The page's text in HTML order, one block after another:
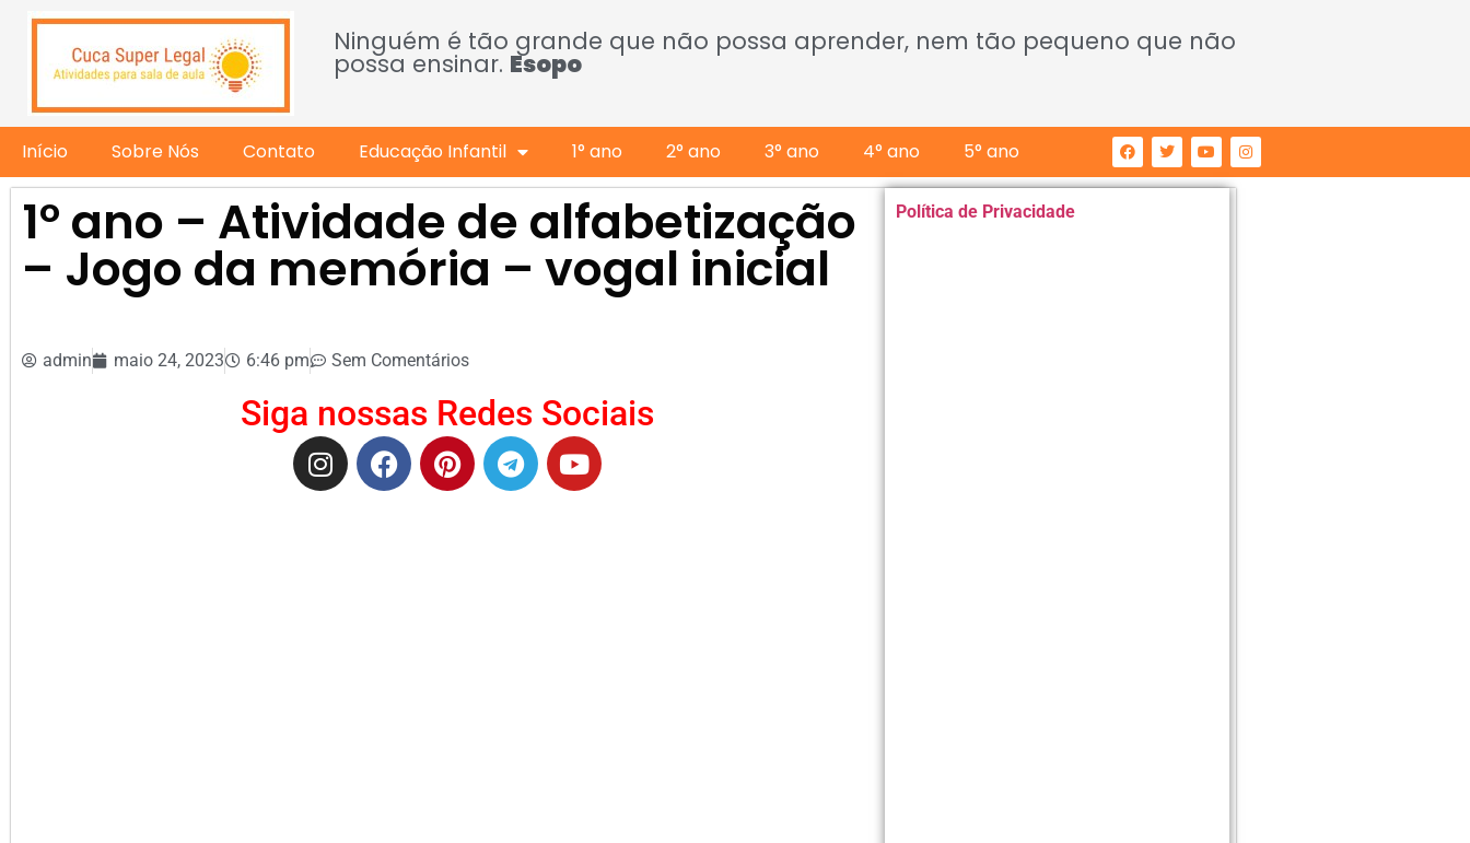
Ninguém é tão grande que não possa aprender, nem tão pequeno que não
possa ensinar. Esopo
Início Sobre Nós Contato Educação Infantil 1° ano 2° ano 3° ano 4° ano 5° ano
1º ano – Atividade de alfabetização
– Jogo da memória – vogal inicial
admin maio 24, 2023 6:46 pm Sem Comentários
Siga nossas Redes Sociais
Política de Privacidade